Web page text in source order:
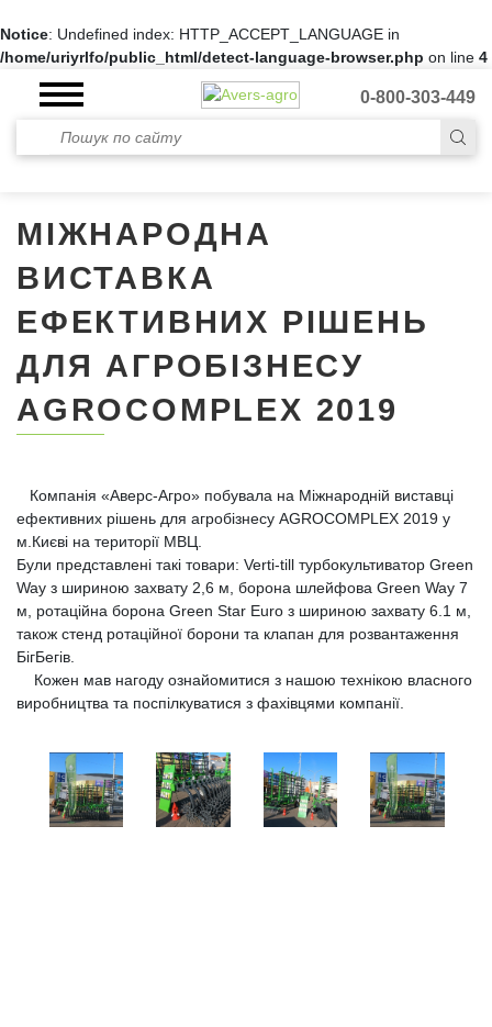
Notice: Undefined index: HTTP_ACCEPT_LANGUAGE in
/home/uriyrlfo/public_html/detect-language-browser.php on line 4
0-800-303-449
МІЖНАРОДНА
ВИСТАВКА
ЕФЕКТИВНИХ РІШЕНЬ
ДЛЯ АГРОБІЗНЕСУ
AGROCOMPLEX 2019
Компанія «Аверс-Агро» побувала на Міжнародній виставці
ефективних рішень для агробізнесу AGROCOMPLEX 2019 у
м.Києві на території МВЦ.
Були представлені такі товари: Verti-till турбокультиватор Green
Way з шириною захвату 2,6 м, борона шлейфова Green Way 7
м, ротаційна борона Green Star Euro з шириною захвату 6.1 м,
також стенд ротаційної борони та клапан для розвантаження
БігБегів.
Кожен мав нагоду ознайомитися з нашою технікою власного
виробництва та поспілкуватися з фахівцями компанії.